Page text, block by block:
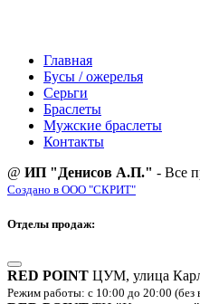
Главная
Бусы / ожерелья
Серьги
Браслеты
Мужские браслеты
Контакты
@ ИП "Денисов А.П." - Все
Создано в ООО "СКРИТ"
Отделы продаж:
RED POINT ЦУМ, улица
Режим работы: с 10:00 до 20:00 (без